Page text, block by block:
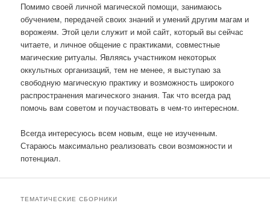
Помимо своей личной магической помощи, занимаюсь
обучением, передачей своих знаний и умений другим магам и
ворожеям. Этой цели служит и мой сайт, который вы сейчас
читаете, и личное общение с практиками, совместные
магические ритуалы. Являясь участником некоторых
оккультных организаций, тем не менее, я выступаю за
свободную магическую практику и возможность широкого
распространения магического знания. Так что всегда рад
помочь вам советом и поучаствовать в чем-то интересном.
Всегда интересуюсь всем новым, еще не изученным.
Стараюсь максимально реализовать свои возможности и
потенциал.
ТЕМАТИЧЕСКИЕ СБОРНИКИ